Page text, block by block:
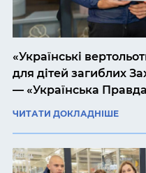
«Українські
для дітей загиблих
— «Українська
ЧИТАТИ ДОКЛАДНІШЕ